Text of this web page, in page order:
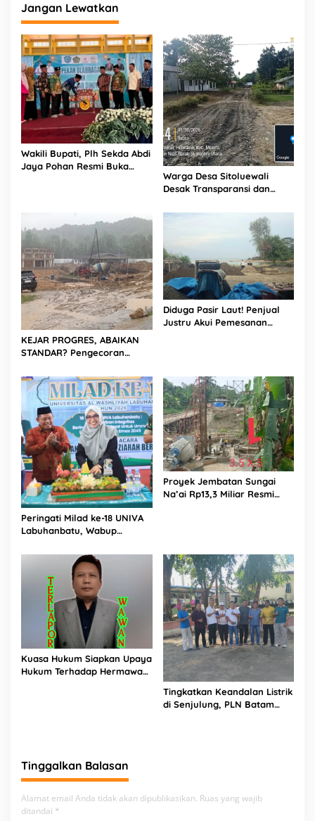
Jangan Lewatkan
Wakili Bupati, Plh Sekda Abdi
Jaya Pohan Resmi Buka
Warga Desa Sitoluewali
Desak Transparansi dan
Jalan, Diduga Minim
KEJAR PROGRES, ABAIKAN
STANDAR? Pengecoran
Rp87,34 Miliar Sukma Nias,
Konsultan, Pengawas dan
PPK Bungkam
Diduga Pasir Laut! Penjual
Justru Akui Pemesanan
Peringati Milad ke-18 UNIVA
Labuhanbatu, Wabup
Unggul Menuju Indonesia
Proyek Jembatan Sungai
Na’ai Rp13,3 Miliar Resmi
Kuasa Hukum Siapkan Upaya
Hukum Terhadap Hermawan
Tingkatkan Keandalan Listrik
di Senjulung, PLN Batam
Tinggalkan Balasan
Alamat email Anda tidak akan dipublikasikan. Ruas yang wajib
ditandai *